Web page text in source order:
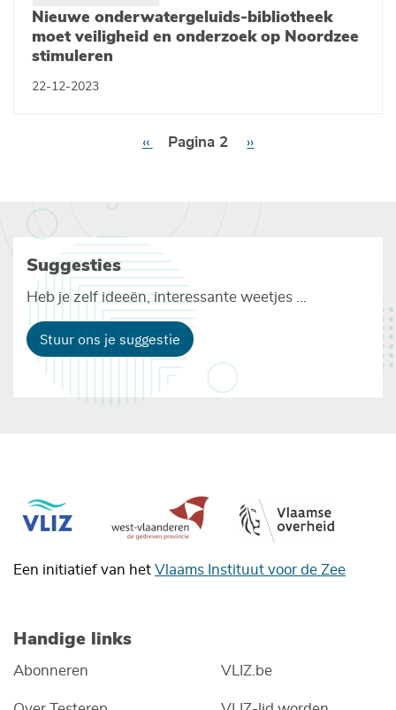
Nieuwe onderwatergeluids-bibliotheek
moet veiligheid en onderzoek op Noordzee
stimuleren
22-12-2023
Vorige
‹‹ Pagina 2
Volgende
››
Suggesties
Heb je zelf ideeën, interessante weetjes ...
Stuur ons je suggestie
Een initiatief van het Vlaams Instituut voor de Zee
Handige links
Abonneren VLIZ.be